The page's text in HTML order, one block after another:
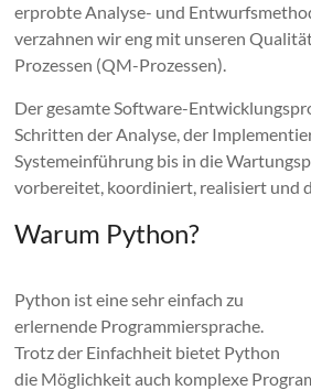
erprobte Analyse- und
verzahnen wir eng mit unseren
Prozessen (QM-Prozessen).
Der gesamte Software-
Schritten der Analyse, der
Systemeinführung bis in die
vorbereitet, koordiniert, realisiert und
Warum Python?
Python ist eine sehr einfach zu
erlernende Programmiersprache.
Trotz der Einfachheit bietet Python
die Möglichkeit auch komplexe